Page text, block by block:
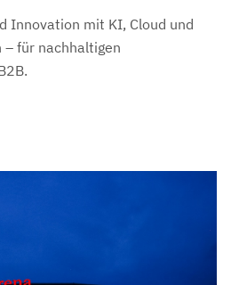
Innovation mit KI, Cloud und
für nachhaltigen